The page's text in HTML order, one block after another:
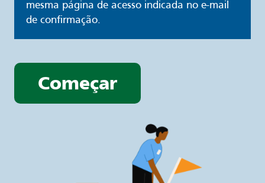
mesma página de acesso indicada no e-mail
de confirmação.
Começar